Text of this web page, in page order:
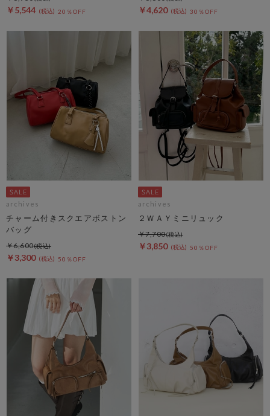
￥5,544 20％OFF ￥4,620 30％OFF
archives
チャーム付きスクエアボストン
バッグ
￥3,300 50％OFF
￥6,600
archives
２ＷＡＹミニリュック
￥3,850 50％OFF
￥7,700